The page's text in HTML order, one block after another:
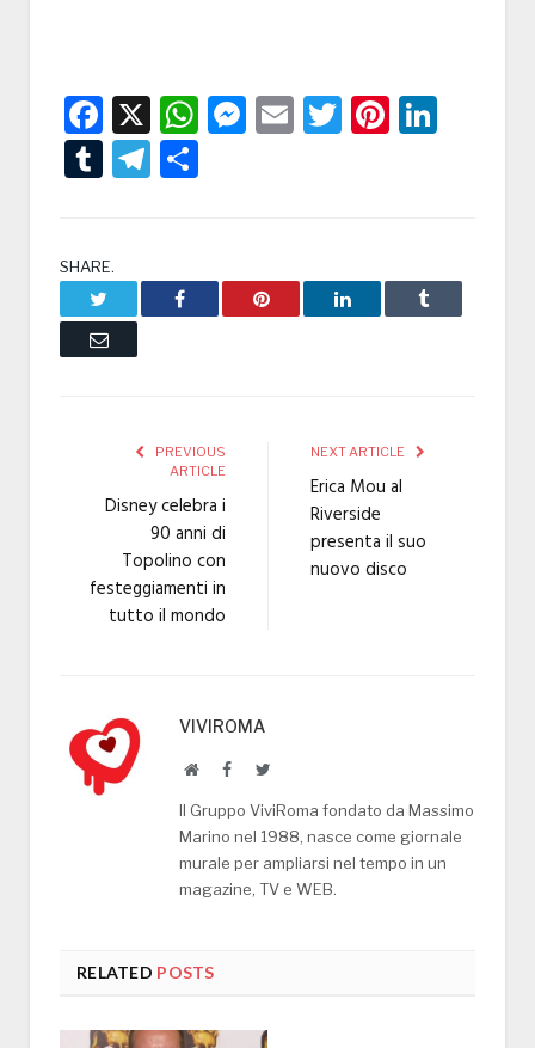
Facebook
X WhatsApp
Messenger
EmailTwitter
TumblrTelegram
SHARE.
Facebook Pinterest LinkedIn Tumblr
Email
PREVIOUS
ARTICLE
Disney celebra i
90 anni di
Topolino con
festeggiamenti in
tutto il mondo
NEXT ARTICLE
Erica Mou al
Riverside
presenta il suo
nuovo disco
VIVIROMA
WebsiteFacebookTwitter
Il Gruppo ViviRoma fondato da Massimo
Marino nel 1988, nasce come giornale
murale per ampliarsi nel tempo in un
magazine, TV e WEB.
RELATED POSTS